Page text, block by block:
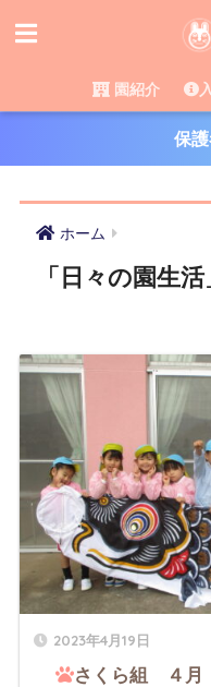
園紹介
保
ホーム
「日々の園生
2023年4月19日
さくら組 ４